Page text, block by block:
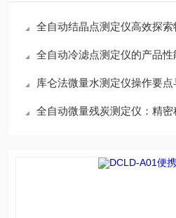
全自动结晶点测定仪高效探
全自动冷滤点测定仪的产品
库仑法微量水测定仪操作要
全自动微量残炭测定仪：精密